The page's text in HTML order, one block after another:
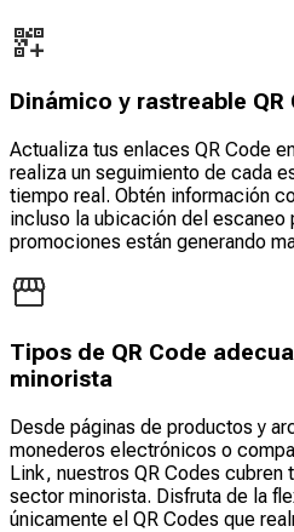
Dinámico y rastreable QR
Actualiza tus enlaces QR Code
realiza un seguimiento de cada
tiempo real. Obtén información
incluso la ubicación del escaneo
promociones están generando
Tipos de QR Code
minorista
Desde páginas de productos y
monederos electrónicos o
Link, nuestros QR Codes cubren
sector minorista. Disfruta de la
únicamente el QR Codes que